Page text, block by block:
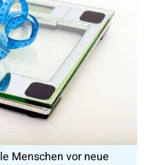
Menschen vor neue